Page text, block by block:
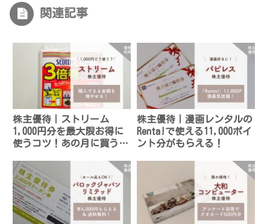
関連記事
株主優待｜ストリーム
1,000円分を最大限お得に
使うコツ！あの月に買うと
株主優待｜漫画レンタルの
Renta!で使える11,000ポイ
ント分がもらえる！